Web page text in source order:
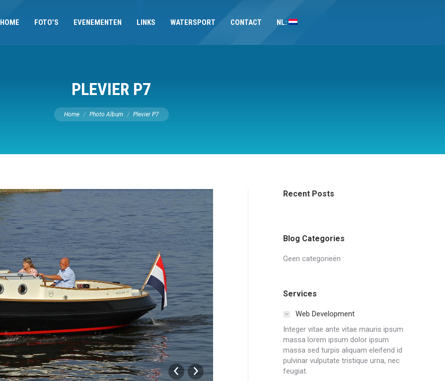
HOME FOTO’S EVENEMENTEN LINKS WATERSPORT CONTACT NL:
PLEVIER P7
Home Photo Album Plevier P7
Recent Posts
Blog Categories
Geen categorieën
Services
Web Development
Integer vitae ante vitae mauris ipsum
massa lorem ipsum dolor ipsum
massa sed turpis aliquam eleifend id
pulvinar vulputate tristique urna, nec
feugiat.